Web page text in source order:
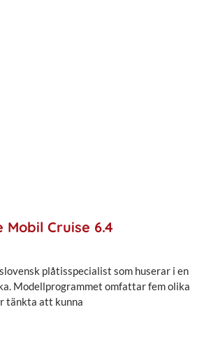
Mobil Cruise 6.4
plåtisspecialist som huserar i en
Modellprogrammet omfattar fem olika
tänkta att kunna